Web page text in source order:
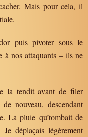
Mais pour cela, il
puis pivoter sous le
nos attaquants – ils ne
la tendit avant de filer
nouveau, descendant
La pluie qu’tombait de
déplaçais légèrement